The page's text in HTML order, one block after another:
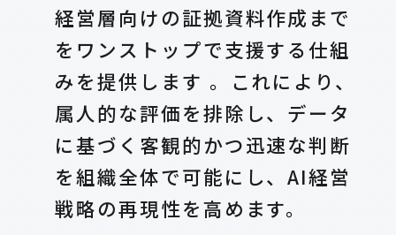
経営層向けの証拠資料作成まで
をワンストップで支援する仕組
みを提供します 。これにより、
属人的な評価を排除し、データ
に基づく客観的かつ迅速な判断
を組織全体で可能にし、AI経営
戦略の再現性を高めます。